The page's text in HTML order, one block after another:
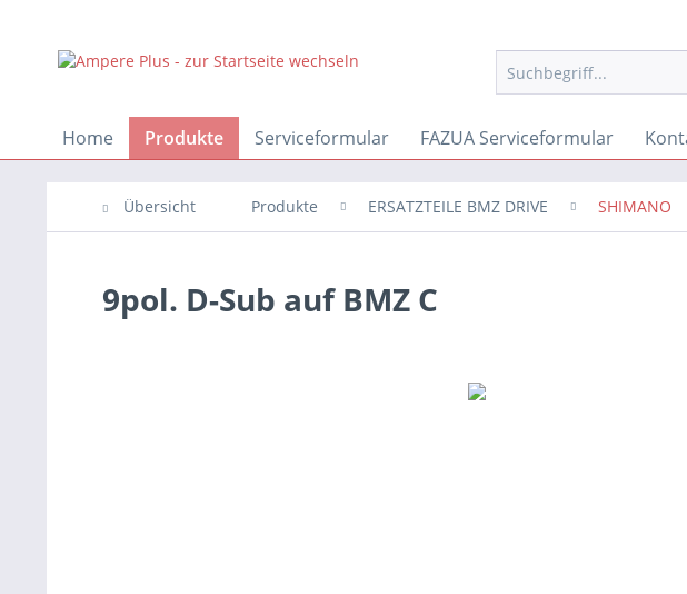
Home Produkte Serviceformular FAZUA Serviceformular
Übersicht Produkte ERSATZTEILE BMZ DRIVE SHIMANO
9pol. D-Sub auf BMZ C